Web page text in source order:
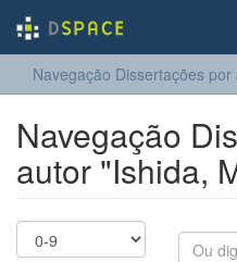
Navegação Dissertações por
Navegação
autor "Ishida,